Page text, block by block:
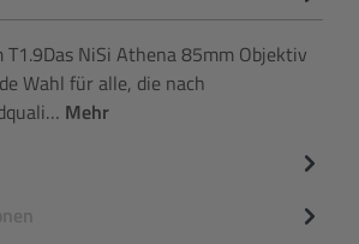
NiSi Athena 85mm Objektiv
Wahl für alle, die nach
Mehr